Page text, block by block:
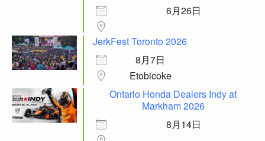
6月26日
JerkFest Toronto 2026
8月7日
Etobicoke
Ontario Honda Dealers Indy at
Markham 2026
8月14日